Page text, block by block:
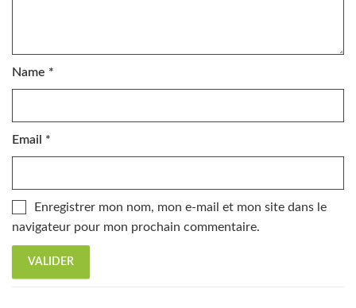
Name *
Email *
Enregistrer mon nom, mon e-mail et mon site dans le
navigateur pour mon prochain commentaire.